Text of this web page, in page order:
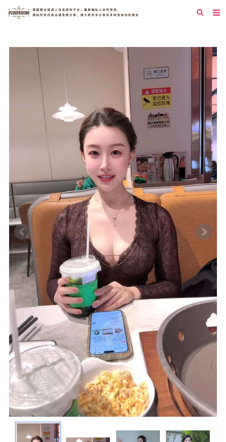
圣地亚哥
休斯顿
拉斯维加斯
波士顿
华盛顿
费城
圣荷西
夏威夷
亚特兰大
迈阿密
奥兰多
奥斯汀
匹兹堡